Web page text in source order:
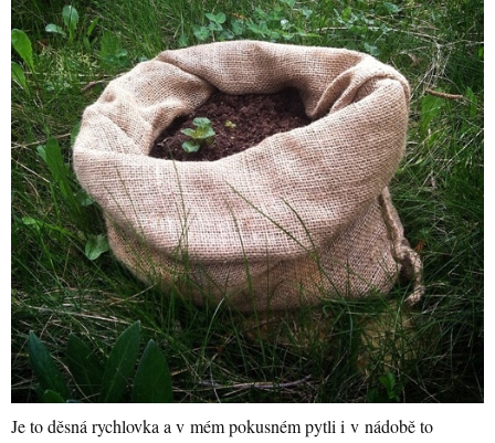
Je to děsná rychlovka a v mém pokusném pytli i v nádobě to